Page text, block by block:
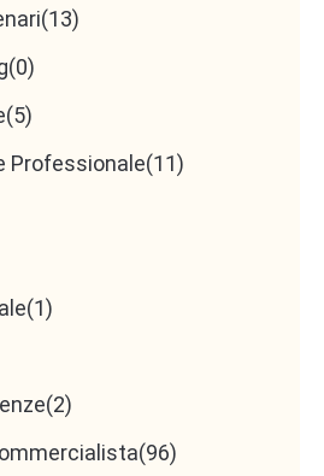
(13)
(0)
(5)
Professionale(11)
(1)
(2)
(96)